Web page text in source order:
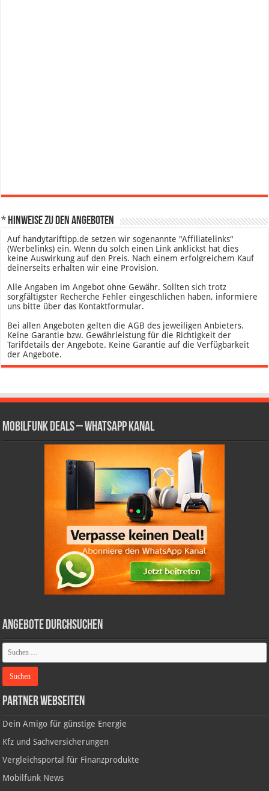
* Hinweise zu den Angeboten
Auf handytariftipp.de setzen wir sogenannte "Affiliatelinks"
(Werbelinks) ein. Wenn du solch einen Link anklickst hat dies
keine Auswirkung auf den Preis. Nach einem erfolgreichem Kauf
deinerseits erhalten wir eine Provision.
Alle Angaben im Angebot ohne Gewähr. Sollten sich trotz
sorgfältigster Recherche Fehler eingeschlichen haben, informiere
uns bitte über das Kontaktformular.
Bei allen Angeboten gelten die AGB des jeweiligen Anbieters.
Keine Garantie bzw. Gewährleistung für die Richtigkeit der
Tarifdetails der Angebote. Keine Garantie auf die Verfügbarkeit
der Angebote.
Mobilfunk Deals – WhatsApp Kanal
Angebote durchsuchen
Partner Webseiten
Dein Amigo für günstige Energie
Kfz und Sachversicherungen
Vergleichsportal für Finanzprodukte
Mobilfunk News